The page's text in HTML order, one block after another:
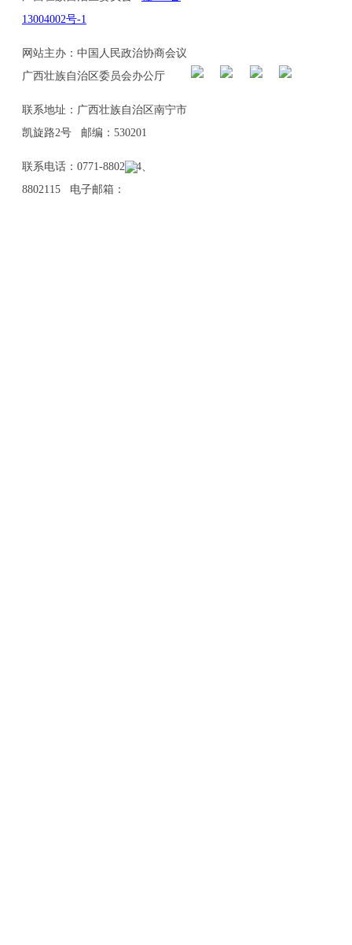
13004002号-1
网站主办：中国人民政治协商会议
广西壮族自治区委员会办公厅
联系地址：广西壮族自治区南宁市
凯旋路2号 邮编：530201
联系电话：0771-8802114、
8802115 电子邮箱：